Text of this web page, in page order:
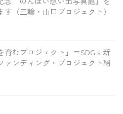
（三輪・山口プロジェクト）
育むプロジェクト」＝SDGｓ新
ァンディング・プロジェクト紹